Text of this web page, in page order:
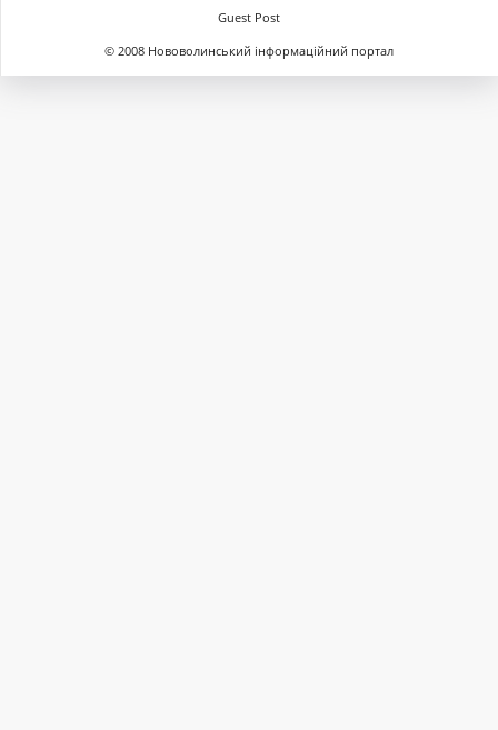
Guest Post
© 2008 Нововолинський інформаційний портал